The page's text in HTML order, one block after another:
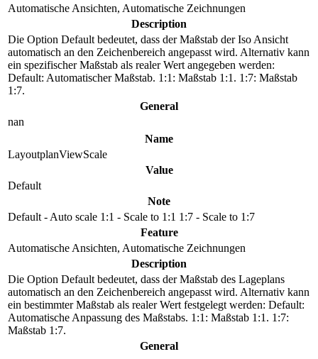
Automatische Ansichten, Automatische Zeichnungen
Description
Die Option Default bedeutet, dass der Maßstab der Iso Ansicht
automatisch an den Zeichenbereich angepasst wird. Alternativ kann
ein spezifischer Maßstab als realer Wert angegeben werden:
Default: Automatischer Maßstab. 1:1: Maßstab 1:1. 1:7: Maßstab
1:7.
General
nan
Name
LayoutplanViewScale
Value
Default
Note
Default - Auto scale 1:1 - Scale to 1:1 1:7 - Scale to 1:7
Feature
Automatische Ansichten, Automatische Zeichnungen
Description
Die Option Default bedeutet, dass der Maßstab des Lageplans
automatisch an den Zeichenbereich angepasst wird. Alternativ kann
ein bestimmter Maßstab als realer Wert festgelegt werden: Default:
Automatische Anpassung des Maßstabs. 1:1: Maßstab 1:1. 1:7:
Maßstab 1:7.
General